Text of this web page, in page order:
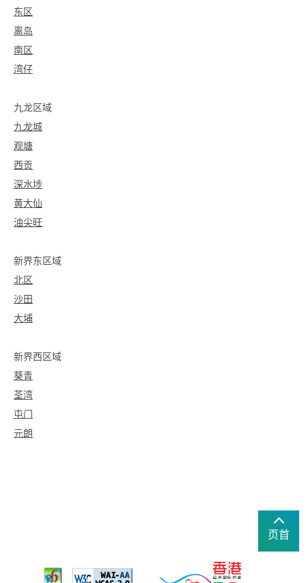
东区
离岛
南区
湾仔
九龙区域
九龙城
观塘
西贡
深水埗
黄大仙
油尖旺
新界东区域
北区
沙田
大埔
新界西区域
葵青
荃湾
屯门
元朗
页首